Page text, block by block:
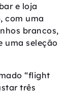
e loja
com uma
brancos,
uma seleção
“flight
três